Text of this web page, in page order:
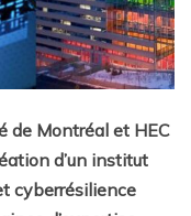
de Montréal et HEC
d’un institut
cyberrésilience